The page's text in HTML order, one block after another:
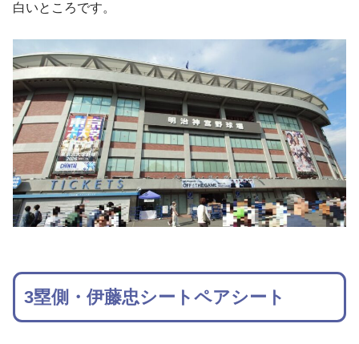
白いところです。
3塁側・伊藤忠シートペアシート